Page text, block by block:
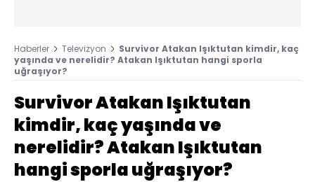
Haberler Televizyon
Survivor Atakan Işıktutan kimdir, kaç
yaşında ve nerelidir? Atakan Işıktutan hangi sporla
uğraşıyor?
Survivor Atakan Işıktutan
kimdir, kaç yaşında ve
nerelidir? Atakan Işıktutan
hangi sporla uğraşıyor?